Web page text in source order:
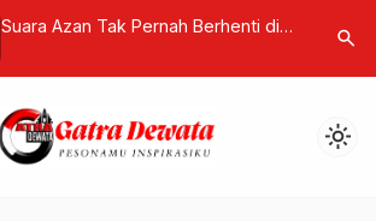
Suara Azan Tak Pernah Berhenti di
Matematisnya dari Alumni ITB!
Edukasi,
search
light_mode